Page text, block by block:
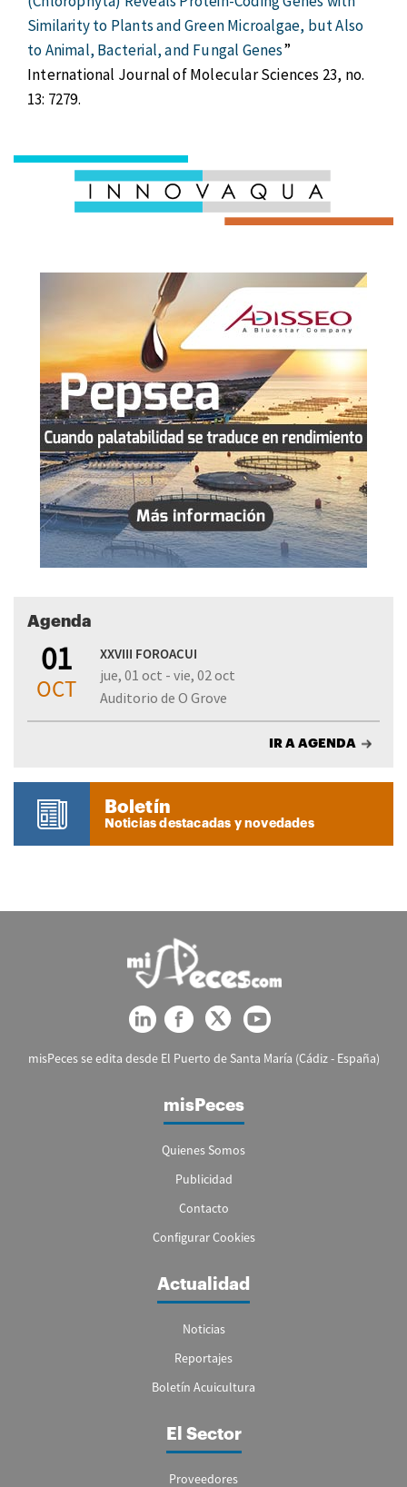
Similarity to Plants and Green Microalgae, but Also
to Animal, Bacterial, and Fungal Genes”
International Journal of Molecular Sciences 23, no.
13: 7279.
Agenda
01
OCT
XXVIII FOROACUI
jue, 01 oct - vie, 02 oct
Auditorio de O Grove
IR A AGENDA
Boletín
Noticias destacadas y novedades
misPeces se edita desde El Puerto de Santa María (Cádiz - España)
misPeces
Quienes Somos
Publicidad
Contacto
Configurar Cookies
Actualidad
Noticias
Reportajes
Boletín Acuicultura
El Sector
Proveedores